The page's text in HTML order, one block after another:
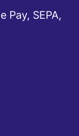
Pay, SEPA,